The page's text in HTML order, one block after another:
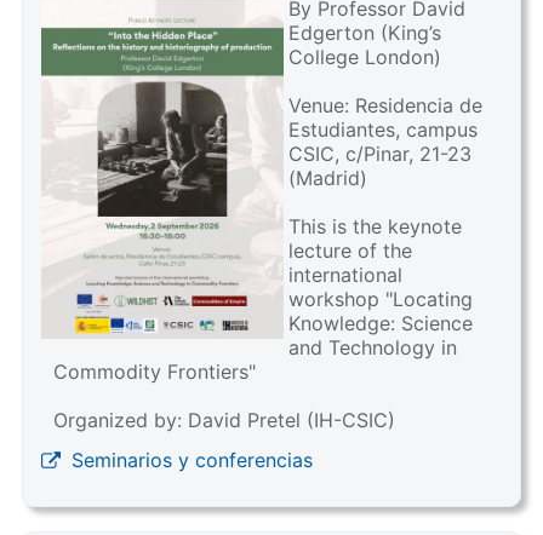
By Professor David
Edgerton (King’s
College London)
Venue: Residencia de
Estudiantes, campus
CSIC, c/Pinar, 21-23
(Madrid)
This is the keynote
lecture of the
international
workshop "Locating
Knowledge: Science
and Technology in
Commodity Frontiers"
Organized by: David Pretel (IH-CSIC)
Seminarios y conferencias